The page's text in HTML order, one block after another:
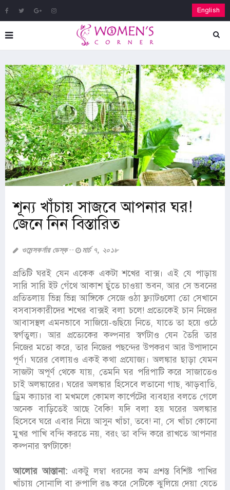
English
শূন্য খাঁচায় সাজবে আপনার ঘর!
জেনে নিন বিস্তারিত
ওমেন্সকর্নার ডেস্ক মার্চ ৭, ২০১৮
প্রতিটি ঘরই যেন একেক একটা শখের বাক্স। এই যে পাড়ায়
সারি সারি ইট গেঁথে আকাশ ছুঁতে চাওয়া ভবন, আর সে ভবনের
প্রতিতলায় ভিন্ন ভিন্ন আঙ্গিকে সেজে ওঠা ফ্ল্যাটগুলো তো সেখানে
বসবাসকারীদের শখের বাক্সই বলা চলে! প্রত্যেকেই চান নিজের
আবাসস্থল এমনভাবে সাজিয়ে-গুছিয়ে নিতে, যাতে তা হয়ে ওঠে
স্বর্গতুল্য। আর প্রত্যেকের কল্পনার স্বর্গটাও যেন তৈরি তার
নিজের মতো করে, তার নিজের পছন্দের উপকরণ আর উপাদানে
পূর্ণ। ঘরের বেলায়ও একই কথা প্রযোজ্য। অলঙ্কার ছাড়া যেমন
সাজটা অপূর্ণ থেকে যায়, তেমনি ঘর পরিপাটি করে সাজাতেও
চাই অলঙ্কারের। ঘরের অলঙ্কার হিসেবে লতানো গাছ, ঝাড়বাতি,
ড্রিম ক্যাচার বা মখমলে কোমল কার্পেটের ব্যবহার বলতে গেলে
অনেক বাড়িতেই আছে বৈকি! যদি বলা হয় ঘরের অলঙ্কার
হিসেবে ঘরে এবার নিয়ে আসুন খাঁচা, তবে! না, সে খাঁচা কোনো
মুখর পাখি বন্দি করতে নয়, বরং তা বন্দি করে রাখতে আপনার
কল্পনার স্বর্গটাকে!
আলোর আস্তানা: একটু লম্বা ধরনের কম প্রশস্ত বিশিষ্ট পাখির
খাঁচায় সোনালি বা রুপালি রঙ করে সেটিকে ঝুলিয়ে দেয়া যেতে